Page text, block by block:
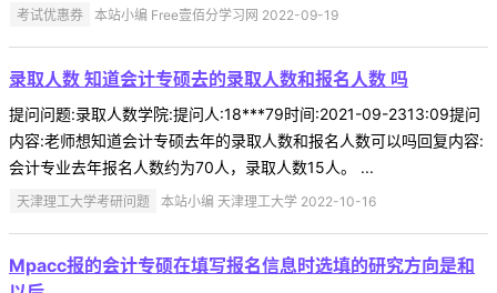
考试优惠券 本站小编 Free壹佰分学习网 2022-09-19
录取人数 知道会计专硕去的录取人数和报名人数 吗
提问问题:录取人数学院:提问人:18***79时间:2021-09-2313:09提问
内容:老师想知道会计专硕去年的录取人数和报名人数可以吗回复内容:
会计专业去年报名人数约为70人，录取人数15人。 ...
天津理工大学考研问题 本站小编 天津理工大学 2022-10-16
Mpacc报的会计专硕在填写报名信息时选填的研究方向是和